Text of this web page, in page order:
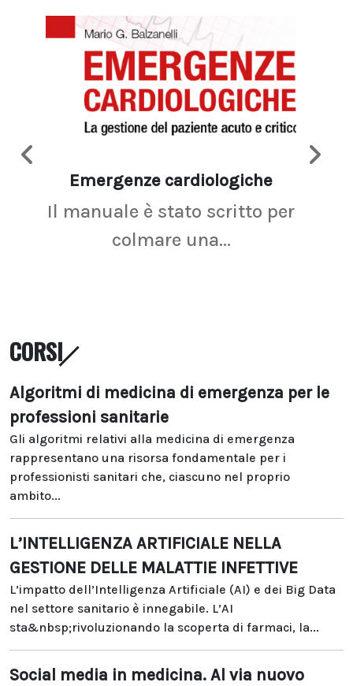
Emergenze cardiologiche
Il manuale è stato scritto per
colmare una...
CORSI
Algoritmi di medicina di emergenza per le
professioni sanitarie
Gli algoritmi relativi alla medicina di emergenza
rappresentano una risorsa fondamentale per i
professionisti sanitari che, ciascuno nel proprio
ambito...
L’INTELLIGENZA ARTIFICIALE NELLA
GESTIONE DELLE MALATTIE INFETTIVE
L’impatto dell’Intelligenza Artificiale (AI) e dei Big Data
nel settore sanitario è innegabile. L’AI
sta&nbsp;rivoluzionando la scoperta di farmaci, la...
Social media in medicina. Al via nuovo